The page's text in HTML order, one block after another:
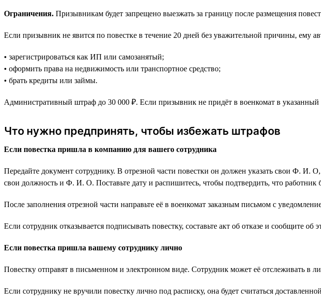
Ограничения. Призывникам будет запрещено выезжать за границу после размещения
Если призывник не явится по повестке в течение 20 дней без уважительной причины, ему
• зарегистрироваться как ИП или самозанятый;
• оформить права на недвижимость или транспортное средство;
• брать кредиты или займы.
Административный штраф до 30 000 ₽. Если призывник не придёт в военкомат в указанный
Что нужно предпринять, чтобы избежать штрафов
Если повестка пришла в компанию для вашего сотрудника
Передайте документ сотруднику. В отрезной части повестки он должен указать свои Ф.
свои должность и Ф. И. О. Поставьте дату и распишитесь, чтобы подтвердить, что работник
После заполнения отрезной части направьте её в военкомат заказным письмом с
Если сотрудник отказывается подписывать повестку, составьте акт об отказе и сообщите
Если повестка пришла вашему сотруднику лично
Повестку отправят в письменном и электронном виде. Сотрудник может её отслеживать в
Если сотруднику не вручили повестку лично под расписку, она будет считаться